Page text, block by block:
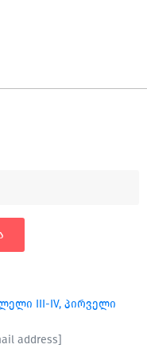
III-IV, პირველი
address]